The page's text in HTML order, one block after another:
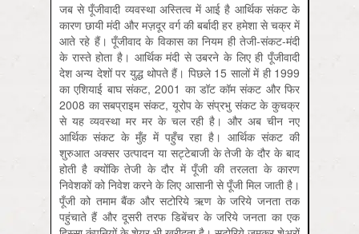
जब से पूँजीवादी व्यवस्था अस्तित्व में आई है आर्थिक संकट के
कारण छायी मंदी और मज़दूर वर्ग की बर्बादी हर हमेशा से चक्र में
आते रहे हैं। पूँजीवाद के विकास का नियम ही तेजी-संकट-मंदी
के रास्ते होता है। आर्थिक मंदी से उबरने के लिए ही पूँजीवादी
देश अन्य देशों पर युद्ध थोपते हैं। पिछले 15 सालों में ही 1999
का एशियाई बाघ संकट, 2001 का डॉट कॉम संकट और फिर
2008 का सबप्राइम संकट, यूरोप के संप्रभु संकट के कुचक्र
से यह व्यवस्था मर मर के चल रही है। और अब चीन नए
आर्थिक संकट के मुँह में पहुँच रहा है। आर्थिक संकट की
शुरुआत अक्सर उत्पादन या सट्टेबाजी के तेजी के दौर के बाद
होती है क्योंकि तेजी के दौर में पूँजी की तरलता के कारण
निवेशकों को निवेश करने के लिए आसानी से पूँजी मिल जाती है।
पूँजी को तमाम बैंक और सटोरिये ऋण के जरिये जनता तक
पहुंचाते हैं और दूसरी तरफ डिबेंचर के जरिये जनता का एक